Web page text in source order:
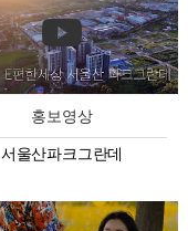
홍보영상
서울산파크그란데